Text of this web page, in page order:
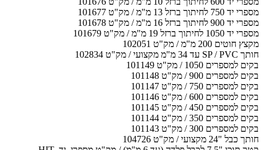
מספרי יד 750 לחיתוך ברזל 13 מ"מ / מק"ט 101677
מספרי יד 900 לחיתוך ברזל 16 מ"מ / מק"ט 101678
מספרי יד 1050 לחיתוך ברזל 19 מ"מ / מק"ט 101679
מקצץ חוטים 200 מ"מ / מק"ט 102051
חותך SP / PVC עד 34 מ"מ מקצועי / מק"ט 102834
בקים למספרים 1050 / מק"ט 101149
בקים למספרים 900 / מק"ט 101148
בקים למספרים 750 / מק"ט 101147
בקים למספרים 600 / מק"ט 101146
בקים למספרים 450 / מק"ט 101145
בקים למספרים 350 / מק"ט 101144
בקים למספרים 300 / מק"ט 101143
חותך כבל "24 מקצועי / מק"ט 104726